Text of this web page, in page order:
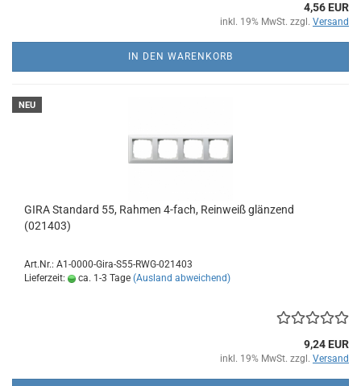
4,56 EUR
inkl. 19% MwSt. zzgl. Versand
IN DEN WARENKORB
NEU
GIRA Standard 55, Rahmen 4-fach, Reinweiß glänzend
(021403)
Art.Nr.: A1-0000-Gira-S55-RWG-021403
Lieferzeit:
ca. 1-3 Tage (Ausland abweichend)
9,24 EUR
inkl. 19% MwSt. zzgl. Versand